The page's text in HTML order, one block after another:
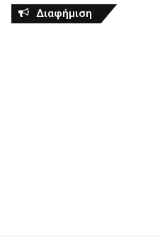
Διαφήμιση